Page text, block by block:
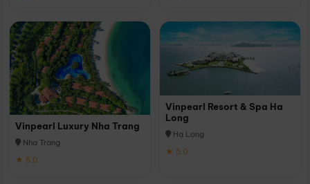
Vinpearl Luxury Nha Trang
Nha Trang
★ 5.0
Vinpearl Resort & Spa Ha
Long
Hạ Long
★ 5.0